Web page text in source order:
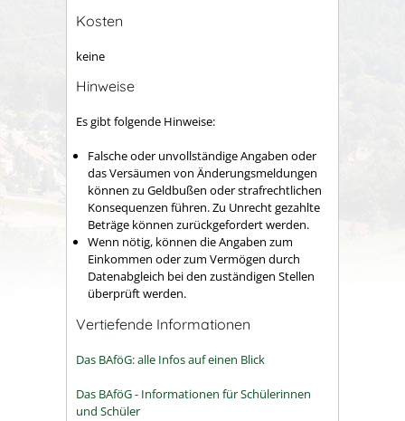
Kosten
keine
Hinweise
Es gibt folgende Hinweise:
Falsche oder unvollständige Angaben oder
das Versäumen von Änderungsmeldungen
können zu Geldbußen oder strafrechtlichen
Konsequenzen führen. Zu Unrecht gezahlte
Beträge können zurückgefordert werden.
Wenn nötig, können die Angaben zum
Einkommen oder zum Vermögen durch
Datenabgleich bei den zuständigen Stellen
überprüft werden.
Vertiefende Informationen
Das BAföG: alle Infos auf einen Blick
Das BAföG - Informationen für Schülerinnen
und Schüler